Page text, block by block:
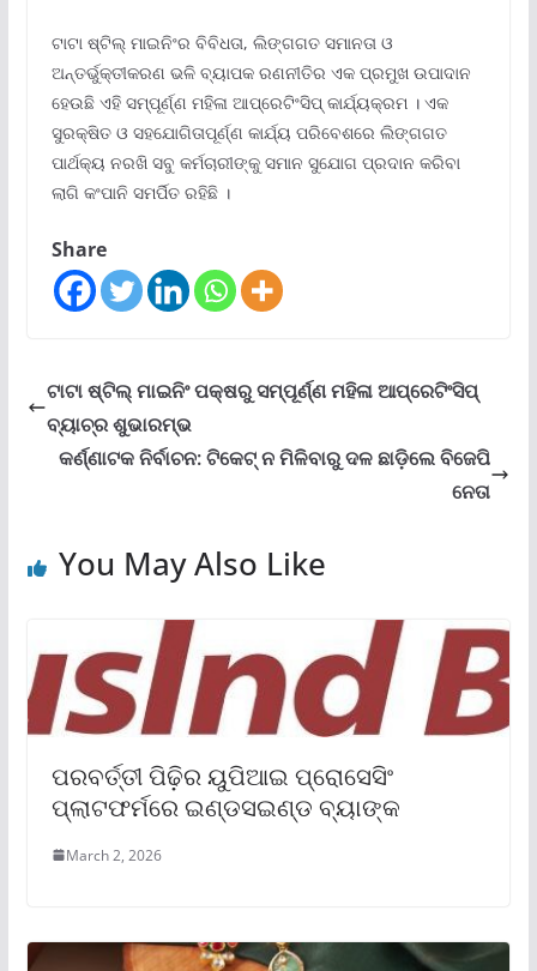
ଟାଟା ଷ୍ଟିଲ୍ ମାଇନିଂର ବିବିଧତା, ଲିଙ୍ଗଗତ ସମାନତା ଓ
ଅନ୍ତର୍ଭୁକ୍ତୀକରଣ ଭଳି ବ୍ୟାପକ ରଣନୀତିର ଏକ ପ୍ରମୁଖ ଉପାଦାନ
ହେଉଛି ଏହି ସମ୍ପୂର୍ଣ୍ଣ ମହିଳା ଆପ୍ରେଟିଂସିପ୍ କାର୍ଯ୍ୟକ୍ରମ । ଏକ
ସୁରକ୍ଷିତ ଓ ସହଯୋଗିତାପୂର୍ଣ୍ଣ କାର୍ଯ୍ୟ ପରିବେଶରେ ଲିଙ୍ଗଗତ
ପାର୍ଥକ୍ୟ ନରଖି ସବୁ କର୍ମଚାରୀଙ୍କୁ ସମାନ ସୁଯୋଗ ପ୍ରଦାନ କରିବା
ଲାଗି କଂପାନି ସମର୍ପିତ ରହିଛି ।
Share
ଟାଟା ଷ୍ଟିଲ୍ ମାଇନିଂ ପକ୍ଷରୁ ସମ୍ପୂର୍ଣ୍ଣ ମହିଳା ଆପ୍ରେଟିଂସିପ୍
ବ୍ୟାଚ୍‌ର ଶୁଭାରମ୍ଭ
କର୍ଣ୍ଣାଟକ ନିର୍ବାଚନ: ଟିକେଟ୍ ନ ମିଳିବାରୁ ଦଳ ଛାଡ଼ିଲେ ବିଜେପି
ନେତା
You May Also Like
ପରବର୍ତ୍ତୀ ପିଢ଼ିର ୟୁପିଆଇ ପ୍ରୋସେସିଂ
ପ୍ଲାଟଫର୍ମରେ ଇଣ୍ଡସଇଣ୍ଡ ବ୍ୟାଙ୍କ
March 2, 2026